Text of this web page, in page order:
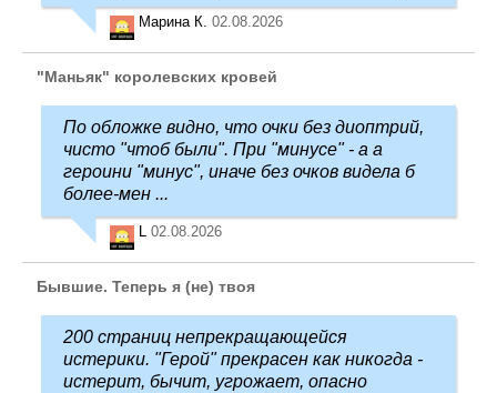
Марина К. 02.08.2026
"Маньяк" королевских кровей
По обложке видно, что очки без диоптрий,
чисто "чтоб были". При "минусе" - а а
героини "минус", иначе без очков видела б
более-мен ...
L 02.08.2026
Бывшие. Теперь я (не) твоя
200 страниц непрекращающейся
истерики. "Герой" прекрасен как никогда -
истерит, бычит, угрожает, опасно